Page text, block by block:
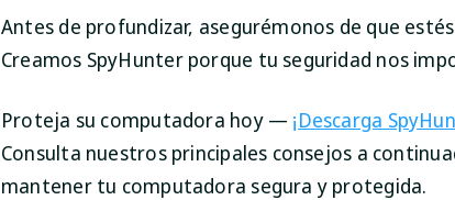
Antes de profundizar, asegurémonos de que
Creamos SpyHunter porque tu seguridad nos
Proteja su computadora hoy — ¡Descarga
Consulta nuestros principales consejos a
mantener tu computadora segura y protegida.